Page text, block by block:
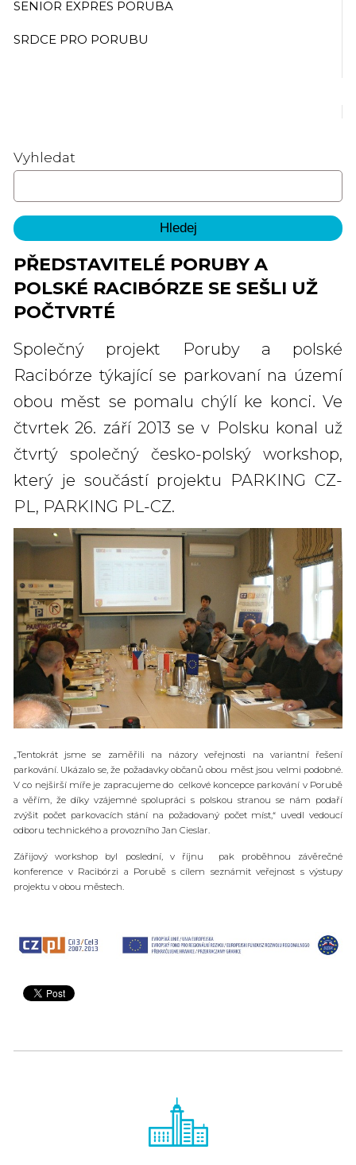
SENIOR EXPRES PORUBA
SRDCE PRO PORUBU
Vyhledat
PŘEDSTAVITELÉ PORUBY A
POLSKÉ RACIBÓRZE SE SEŠLI UŽ
POČTVRTÉ
Společný projekt Poruby a polské
Racibórze týkající se parkovaní na území
obou měst se pomalu chýlí ke konci. Ve
čtvrtek 26. září 2013 se v Polsku konal už
čtvrtý společný česko-polský workshop,
který je součástí projektu PARKING CZ-
PL, PARKING PL-CZ.
„Tentokrát jsme se zaměřili na názory veřejnosti na variantní řešení
parkování. Ukázalo se, že požadavky občanů obou měst jsou velmi podobné.
V co nejširší míře je zapracujeme do celkové koncepce parkování v Porubě
a věřím, že díky vzájemné spolupráci s polskou stranou se nám podaří
zvýšit počet parkovacích stání na požadovaný počet míst,“ uvedl vedoucí
odboru technického a provozního Jan Cieslar.
Zářijový workshop byl poslední, v říjnu pak proběhnou závěrečné
konference v Racibórzi a Porubě s cílem seznámit veřejnost s výstupy
projektu v obou městech.